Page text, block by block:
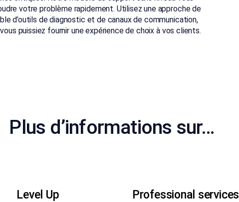
votre problème rapidement. Utilisez une approche de
d’outils de diagnostic et de canaux de communication,
puissiez fournir une expérience de choix à vos clients.
Plus d’informations sur…
Level Up Professional services